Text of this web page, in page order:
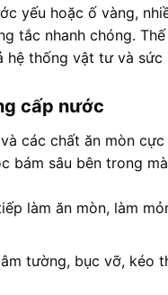
yếu hoặc ố vàng,
tắc nhanh chóng. Thế
hệ thống vật tư và sức
cấp nước
các chất ăn mòn cực
bám sâu bên trong
làm ăn mòn, làm
tường, bục vỡ, kéo